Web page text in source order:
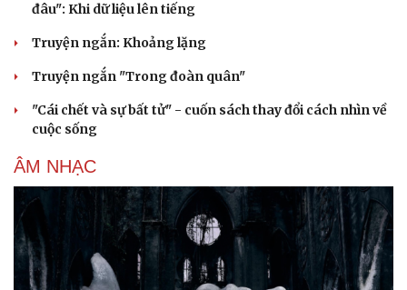
Cải chính
đâu": Khi dữ liệu lên tiếng
Truyện ngắn: Khoảng lặng
Truyện ngắn "Trong đoàn quân"
"Cái chết và sự bất tử" - cuốn sách thay đổi cách nhìn về
cuộc sống
ÂM NHẠC